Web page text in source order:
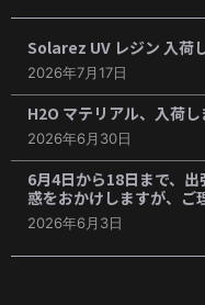
Solarez UV レジン 入荷
2026年7月17日
H2O マテリアル、入荷し
2026年6月30日
6月4日から18日まで、
惑をおかけしますが、ご
2026年6月3日